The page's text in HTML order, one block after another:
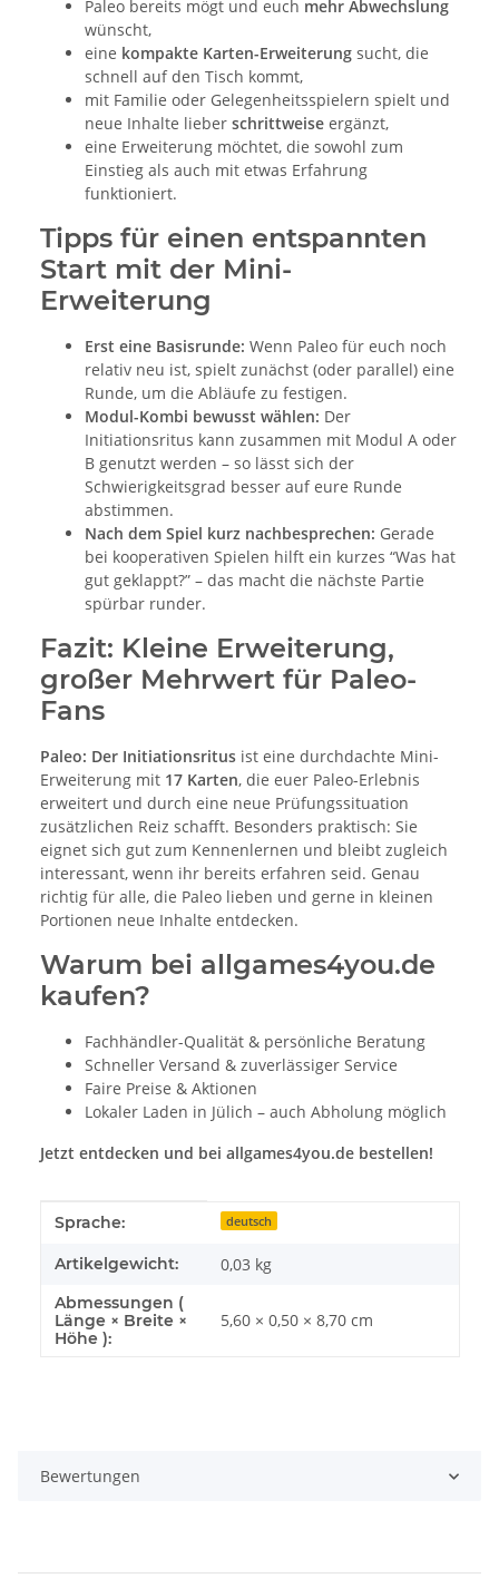
Paleo bereits mögt und euch mehr Abwechslung
wünscht,
eine kompakte Karten-Erweiterung sucht, die
schnell auf den Tisch kommt,
mit Familie oder Gelegenheitsspielern spielt und
neue Inhalte lieber schrittweise ergänzt,
eine Erweiterung möchtet, die sowohl zum
Einstieg als auch mit etwas Erfahrung
funktioniert.
Tipps für einen entspannten
Start mit der Mini-
Erweiterung
Erst eine Basisrunde: Wenn Paleo für euch noch
relativ neu ist, spielt zunächst (oder parallel) eine
Runde, um die Abläufe zu festigen.
Modul-Kombi bewusst wählen: Der
Initiationsritus kann zusammen mit Modul A oder
B genutzt werden – so lässt sich der
Schwierigkeitsgrad besser auf eure Runde
abstimmen.
Nach dem Spiel kurz nachbesprechen: Gerade
bei kooperativen Spielen hilft ein kurzes “Was hat
gut geklappt?” – das macht die nächste Partie
spürbar runder.
Fazit: Kleine Erweiterung,
großer Mehrwert für Paleo-
Fans
Paleo: Der Initiationsritus ist eine durchdachte Mini-
Erweiterung mit 17 Karten, die euer Paleo-Erlebnis
erweitert und durch eine neue Prüfungssituation
zusätzlichen Reiz schafft. Besonders praktisch: Sie
eignet sich gut zum Kennenlernen und bleibt zugleich
interessant, wenn ihr bereits erfahren seid. Genau
richtig für alle, die Paleo lieben und gerne in kleinen
Portionen neue Inhalte entdecken.
Warum bei allgames4you.de
kaufen?
Fachhändler-Qualität & persönliche Beratung
Schneller Versand & zuverlässiger Service
Faire Preise & Aktionen
Lokaler Laden in Jülich – auch Abholung möglich
Jetzt entdecken und bei allgames4you.de bestellen!
Produkteigenschaft
Wert
Sprache: deutsch
Artikelgewicht: 0,03 kg
Abmessungen (
Länge × Breite ×
Höhe ):
5,60 × 0,50 × 8,70 cm
Bewertungen